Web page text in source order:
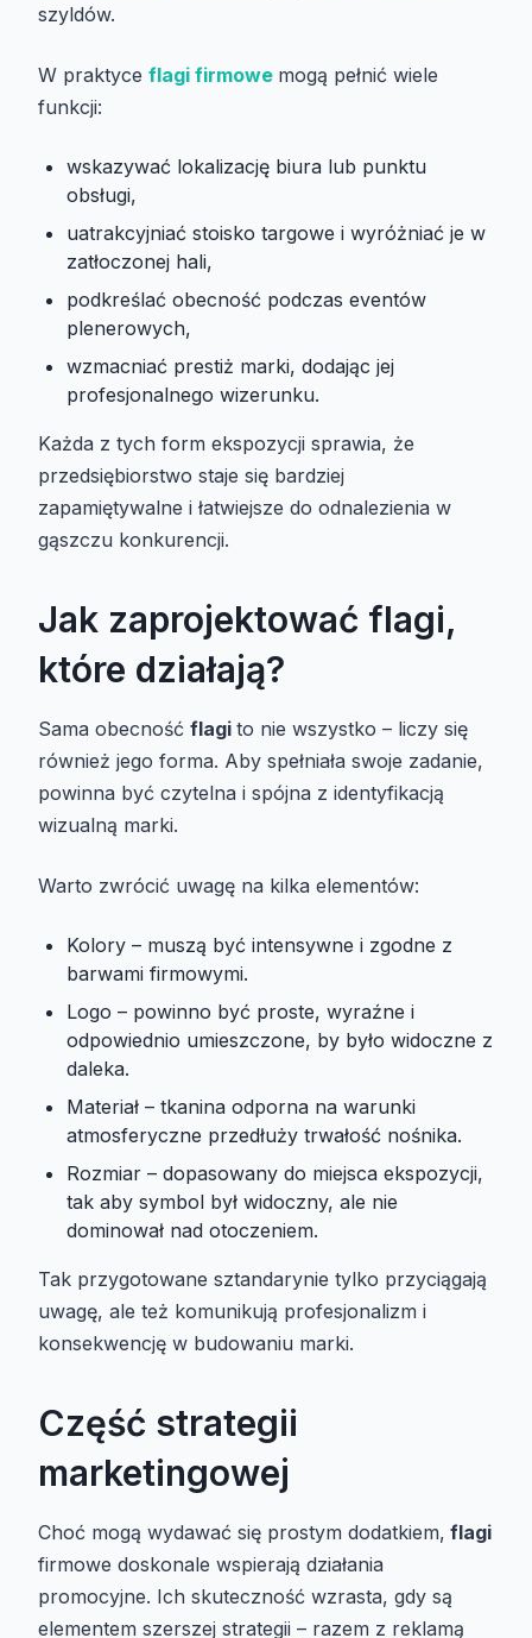
szyldów.
W praktyce flagi firmowe mogą pełnić wiele
funkcji:
wskazywać lokalizację biura lub punktu
obsługi,
uatrakcyjniać stoisko targowe i wyróżniać je w
zatłoczonej hali,
podkreślać obecność podczas eventów
plenerowych,
wzmacniać prestiż marki, dodając jej
profesjonalnego wizerunku.
Każda z tych form ekspozycji sprawia, że
przedsiębiorstwo staje się bardziej
zapamiętywalne i łatwiejsze do odnalezienia w
gąszczu konkurencji.
Jak zaprojektować flagi,
które działają?
Sama obecność flagi to nie wszystko – liczy się
również jego forma. Aby spełniała swoje zadanie,
powinna być czytelna i spójna z identyfikacją
wizualną marki.
Warto zwrócić uwagę na kilka elementów:
Kolory – muszą być intensywne i zgodne z
barwami firmowymi.
Logo – powinno być proste, wyraźne i
odpowiednio umieszczone, by było widoczne z
daleka.
Materiał – tkanina odporna na warunki
atmosferyczne przedłuży trwałość nośnika.
Rozmiar – dopasowany do miejsca ekspozycji,
tak aby symbol był widoczny, ale nie
dominował nad otoczeniem.
Tak przygotowane sztandarynie tylko przyciągają
uwagę, ale też komunikują profesjonalizm i
konsekwencję w budowaniu marki.
Część strategii
marketingowej
Choć mogą wydawać się prostym dodatkiem, flagi
firmowe doskonale wspierają działania
promocyjne. Ich skuteczność wzrasta, gdy są
elementem szerszej strategii – razem z reklamą